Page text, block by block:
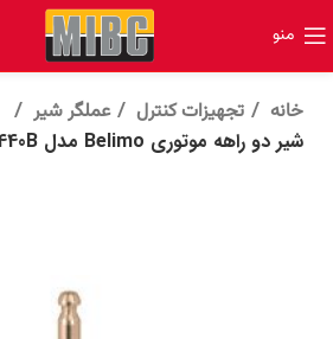
منو
خانه تجهیزات کنترل
عملگر شیر
شیر دو راهه موتوری Belimo مدل H440B